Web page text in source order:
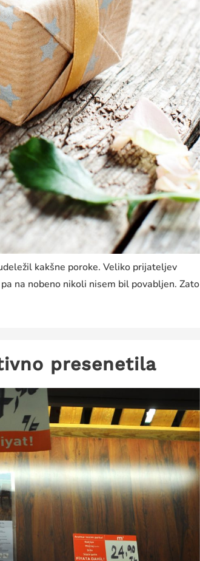
kakšne poroke. Veliko prijateljev
na nobeno nikoli nisem bil povabljen. Zato
presenetila